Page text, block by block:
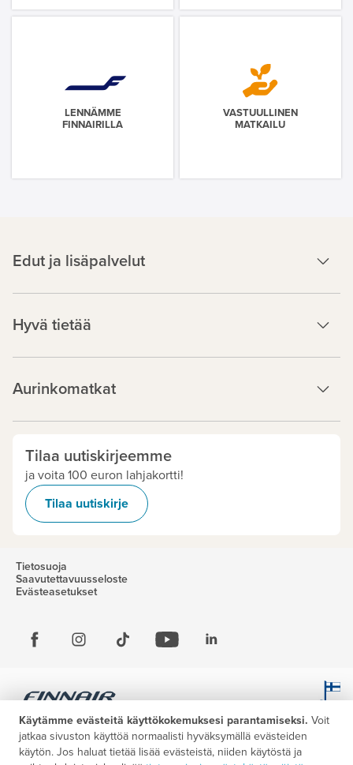
LENNÄMME
FINNAIRILLA
VASTUULLINEN
MATKAILU
Edut ja lisäpalvelut
Hyvä tietää
Aurinkomatkat
Tilaa uutiskirjeemme
ja voita 100 euron lahjakortti!
Tilaa uutiskirje
Tietosuoja
Saavutettavuusseloste
Evästeasetukset
Käytämme evästeitä käyttökokemuksesi parantamiseksi. Voit
jatkaa sivuston käyttöä normaalisti hyväksymällä evästeiden
käytön. Jos haluat tietää lisää evästeistä, niiden käytöstä ja